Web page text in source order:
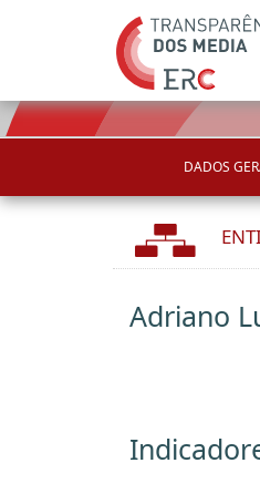
DADOS
Adriano